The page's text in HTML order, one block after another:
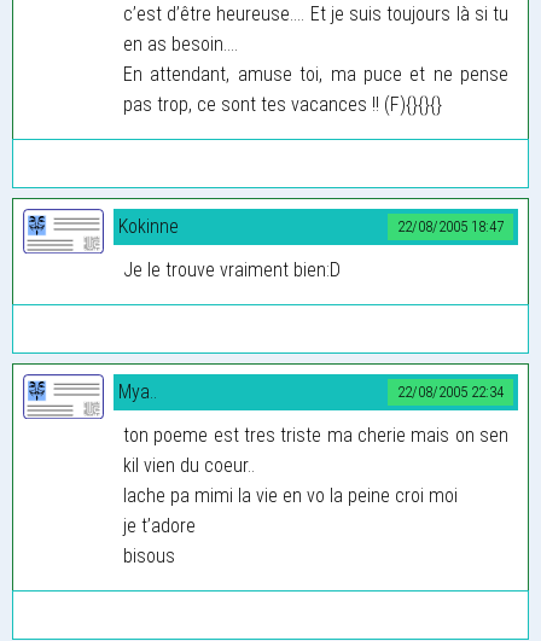
c’est d’être heureuse.... Et je suis toujours là si tu
en as besoin....
En attendant, amuse toi, ma puce et ne pense
pas trop, ce sont tes vacances !! (F){}{}{}
22/08/2005 18:47
Kokinne
Je le trouve vraiment bien:D
22/08/2005 22:34
Mya..
ton poeme est tres triste ma cherie mais on sen
kil vien du coeur..
lache pa mimi la vie en vo la peine croi moi
je t’adore
bisous